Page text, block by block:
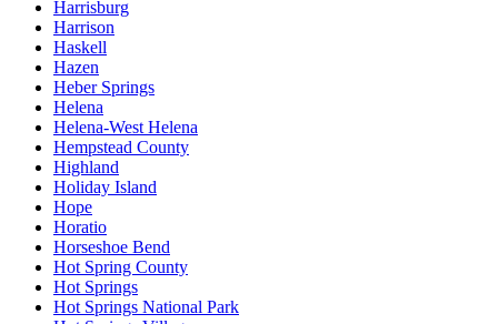
Harrisburg
Harrison
Haskell
Hazen
Heber Springs
Helena
Helena-West Helena
Hempstead County
Highland
Holiday Island
Hope
Horatio
Horseshoe Bend
Hot Spring County
Hot Springs
Hot Springs National Park